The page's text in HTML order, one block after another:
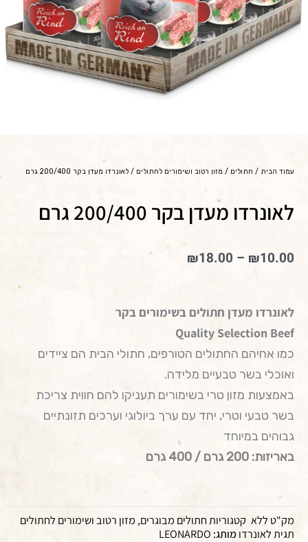
עמוד הבית / חתולים / מזון רטוב ושימורים לחתולים / לאונרדו מעדן בקר 200/400 גרם
לאונרדו מעדן בקר 200/400 גרם
₪10.00
–
₪18.00
לאונרדו מעדן חתולים בשימורים בקר
Quality Selection Beef
כמו אחיהם החתולים הטורפים, חתולי הבית הם ציידים
ואוכלי בשר טבעיים מלידה.
באמצעות מזון טרי בשימורים תעניקו להם חווית צריכת
בשר טבעי וטרי, יחד עם ערך ביולוגי וערכים תזונתיים
גבוהים במיוחד
באריזות: 200 גרם / 400 גרם
מק"טללא קטגוריותחתולים מבוגרים, מזון רטוב ושימורים לחתולים
תגיתלאונרדו מותג: LEONARDO